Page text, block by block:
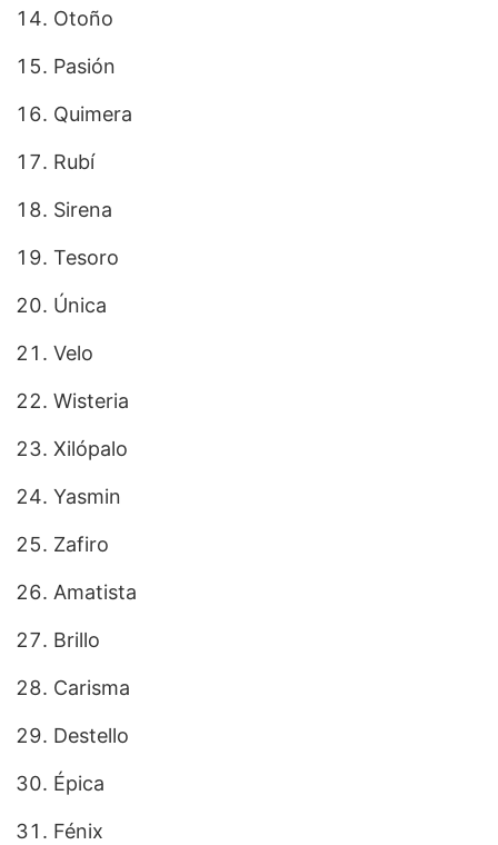
Otoño
Pasión
Quimera
Rubí
Sirena
Tesoro
Única
Velo
Wisteria
Xilópalo
Yasmin
Zafiro
Amatista
Brillo
Carisma
Destello
Épica
Fénix